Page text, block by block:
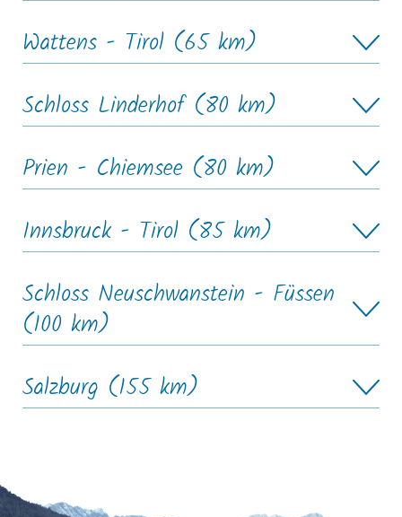
Wattens - Tirol (65 km)
Schloss Linderhof (80 km)
Prien - Chiemsee (80 km)
Innsbruck - Tirol (85 km)
Schloss Neuschwanstein - Füssen
(100 km)
Salzburg (155 km)